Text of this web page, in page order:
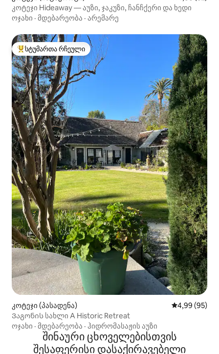
კოტეჯი Hideaway — აუზი, ჯაკუზი, ჩანჩქერი და ხედი
ოჯახი · მდებარეობა · არემარე
სტუმართა რჩეული მოწინავე ვარიანტი
სტუმართა რჩეული
კოტეჯი (პასადენა) საშუალო
4,99 (95)
Ვაგონის სახლი A Historic Retreat
ოჯახი · მდებარეობა · ჰიდრომასაჟის აუზი
შინაური ცხოველებისთვის
შესაფერისი დასაქირავებელი